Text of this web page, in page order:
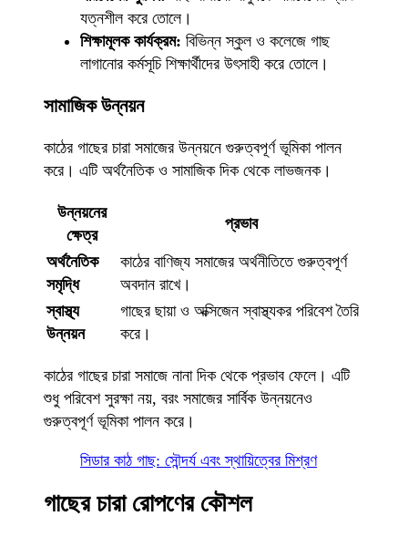
যত্নশীল করে তোলে।
শিক্ষামূলক কার্যক্রম: বিভিন্ন স্কুল ও কলেজে গাছ
লাগানোর কর্মসূচি শিক্ষার্থীদের উৎসাহী করে তোলে।
সামাজিক উন্নয়ন
কাঠের গাছের চারা সমাজের উন্নয়নে গুরুত্বপূর্ণ ভূমিকা পালন
করে। এটি অর্থনৈতিক ও সামাজিক দিক থেকে লাভজনক।
উন্নয়নের
ক্ষেত্র
প্রভাব
অর্থনৈতিক
সমৃদ্ধি
কাঠের বাণিজ্য সমাজের অর্থনীতিতে গুরুত্বপূর্ণ
অবদান রাখে।
স্বাস্থ্য
উন্নয়ন
গাছের ছায়া ও অক্সিজেন স্বাস্থ্যকর পরিবেশ তৈরি
করে।
কাঠের গাছের চারা সমাজে নানা দিক থেকে প্রভাব ফেলে। এটি
শুধু পরিবেশ সুরক্ষা নয়, বরং সমাজের সার্বিক উন্নয়নেও
গুরুত্বপূর্ণ ভূমিকা পালন করে।
সিডার কাঠ গাছ: সৌন্দর্য এবং স্থায়িত্বের মিশ্রণ
গাছের চারা রোপণের কৌশল